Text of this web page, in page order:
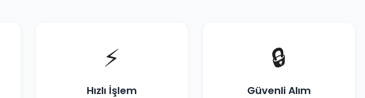
⚡
Hızlı İşlem
🔒
Güvenli Alım